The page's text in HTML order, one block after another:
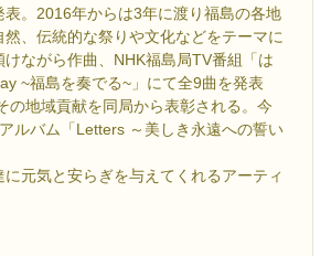
表。2016年からは3年に渡り福島の各地
然、伝統的な祭りや文化などをテーマに
ながら作曲、NHK福島局TV番組「は
~福島を奏でる~」にて全9曲を発表
の地域貢献を同局から表彰される。今
ルバム「Letters ～美しき永遠への誓い
元気と安らぎを与えてくれるアーティ